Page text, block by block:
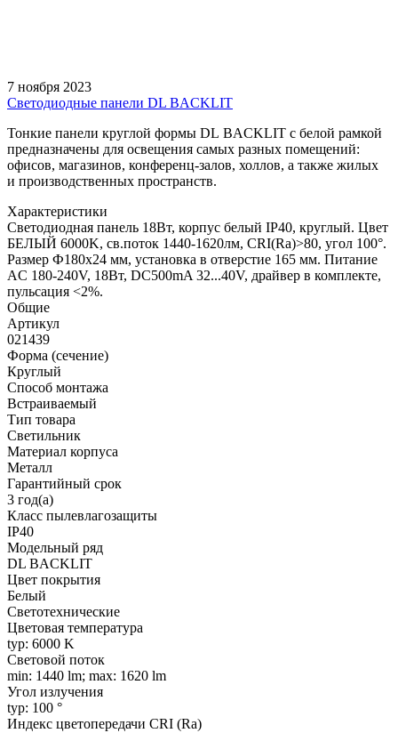
7 ноября 2023
Светодиодные панели DL BACKLIT
Тонкие панели круглой формы DL BACKLIT с белой рамкой
предназначены для освещения самых разных помещений:
офисов, магазинов, конференц-залов, холлов, а также жилых
и производственных пространств.
Характеристики
Светодиодная панель 18Вт, корпус белый IP40, круглый. Цвет
БЕЛЫЙ 6000K, св.поток 1440-1620лм, CRI(Ra)>80, угол 100°.
Размер Ф180x24 мм, установка в отверстие 165 мм. Питание
AC 180-240V, 18Вт, DC500mA 32...40V, драйвер в комплекте,
пульсация <2%.
Общие
Артикул
021439
Форма (сечение)
Круглый
Способ монтажа
Встраиваемый
Тип товара
Светильник
Материал корпуса
Металл
Гарантийный срок
3 год(а)
Класс пылевлагозащиты
IP40
Модельный ряд
DL BACKLIT
Цвет покрытия
Белый
Светотехнические
Цветовая температура
typ: 6000 K
Световой поток
min: 1440 lm; max: 1620 lm
Угол излучения
typ: 100 °
Индекс цветопередачи CRI (Ra)